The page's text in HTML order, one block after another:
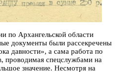
по Архангельской области
документы были рассекречены
давности», а сама работа по
проводимая спецслужбами на
значение. Несмотря на